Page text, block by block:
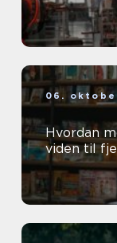
06.
Hvordan
viden til